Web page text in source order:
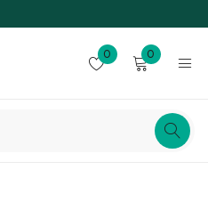
0 0